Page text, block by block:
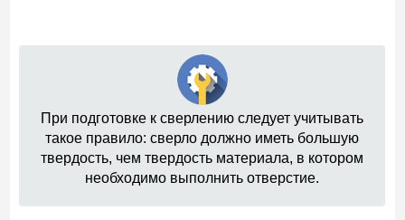
При подготовке к сверлению следует учитывать
такое правило: сверло должно иметь большую
твердость, чем твердость материала, в котором
необходимо выполнить отверстие.